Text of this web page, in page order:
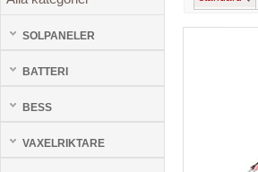
KEHUA TECH
SOLPANELER
BATTERI
BESS
VAXELRIKTARE